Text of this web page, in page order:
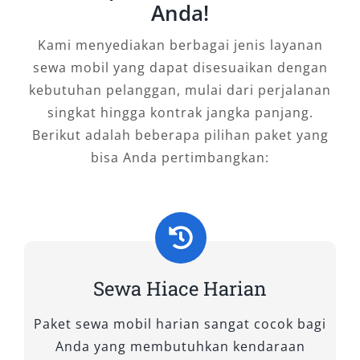
pendingin udara merata. Cocok untuk mobil
keluarga besar atau perjalanan bersama rekan
kerja, memberikan keseimbangan antara
kenyamanan dan efisiensi dalam setiap
perjalanan.
2. Hiace Premio Luxury
Premio Luxury hadir dengan interior elegan,
kursi captain seat, serta fasilitas hiburan yang
membuat perjalanan jauh lebih
menyenangkan. Tipe ini ideal bagi wisata
eksklusif maupun perjalanan bisnis yang
menuntut kenyamanan maksimal.
Anda!
Kami menyediakan berbagai jenis layanan
sewa mobil yang dapat disesuaikan dengan
kebutuhan pelanggan, mulai dari perjalanan
singkat hingga kontrak jangka panjang.
Berikut adalah beberapa pilihan paket yang
bisa Anda pertimbangkan:
Sewa Hiace Harian
Paket sewa mobil harian sangat cocok bagi
Anda yang membutuhkan kendaraan